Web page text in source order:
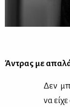
Άντρας με
Δεν
να